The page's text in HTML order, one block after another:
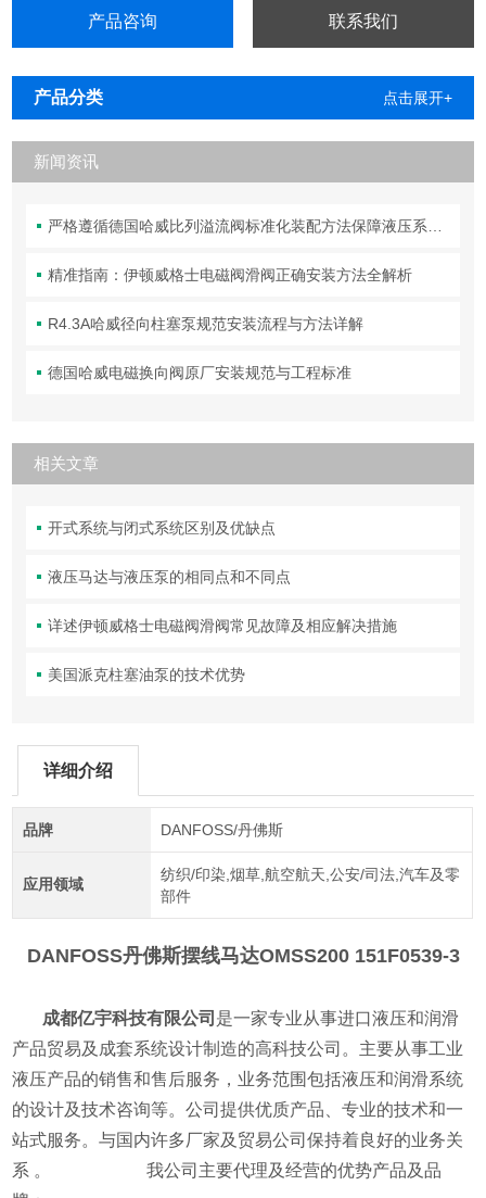
产品咨询 联系我们
产品分类 点击展开+
新闻资讯
严格遵循德国哈威比列溢流阀标准化装配方法保障液压系统压力调控精准可靠
精准指南：伊顿威格士电磁阀滑阀正确安装方法全解析
R4.3A哈威径向柱塞泵规范安装流程与方法详解
德国哈威电磁换向阀原厂安装规范与工程标准
相关文章
开式系统与闭式系统区别及优缺点
液压马达与液压泵的相同点和不同点
详述伊顿威格士电磁阀滑阀常见故障及相应解决措施
美国派克柱塞油泵的技术优势
详细介绍
品牌 DANFOSS/丹佛斯
应用领域
纺织/印染,烟草,航空航天,公安/司法,汽车及零
部件
DANFOSS丹佛斯摆线马达OMSS200 151F0539-3
成都亿宇科技有限公司 是一家专业从事进口液压和润滑
产品贸易及成套系统设计制造的高科技公司。主要从事工业
液压产品的销售和售后服务，业务范围包括液压和润滑系统
的设计及技术咨询等。公司提供优质产品、专业的技术和一
站式服务。与国内许多厂家及贸易公司保持着良好的业务关
系 。 我公司主要代理及经营的优势产品及品